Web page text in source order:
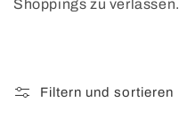
e
Shoppings zu verlassen.
Filtern und sortieren